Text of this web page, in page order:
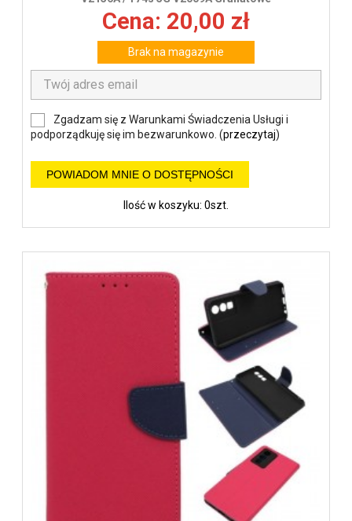
Cena: 20,00 zł
Brak na magazynie
Zgadzam się z Warunkami Świadczenia Usługi i
podporządkuję się im bezwarunkowo. (przeczytaj)
POWIADOM MNIE O DOSTĘPNOŚCI
Ilość w koszyku: 0szt.